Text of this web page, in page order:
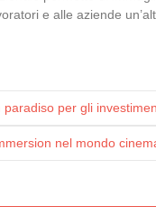
e alle aziende
per gli
nel mondo